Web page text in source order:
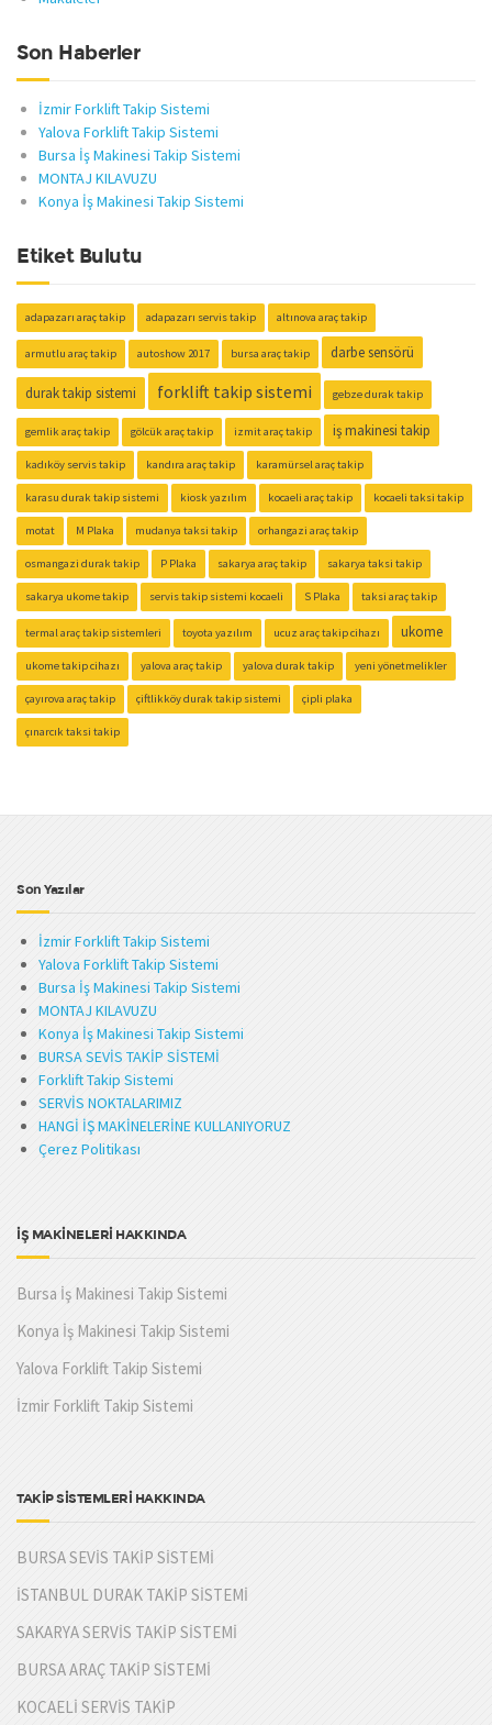
Son Haberler
İzmir Forklift Takip Sistemi
Yalova Forklift Takip Sistemi
Bursa İş Makinesi Takip Sistemi
MONTAJ KILAVUZU
Konya İş Makinesi Takip Sistemi
Etiket Bulutu
adapazarı araç takip adapazarı servis takip altınova araç takip
armutlu araç takip autoshow 2017 bursa araç takip darbe sensörü
durak takip sistemi forklift takip sistemi gebze durak takip
gemlik araç takip gölcük araç takip izmit araç takip iş makinesi takip
kadıköy servis takip kandıra araç takip karamürsel araç takip
karasu durak takip sistemi kiosk yazılım kocaeli araç takip kocaeli taksi takip
motat M Plaka mudanya taksi takip orhangazi araç takip
osmangazi durak takip P Plaka sakarya araç takip sakarya taksi takip
sakarya ukome takip servis takip sistemi kocaeli S Plaka taksi araç takip
termal araç takip sistemleri toyota yazılım ucuz araç takip cihazı ukome
ukome takip cihazı yalova araç takip yalova durak takip yeni yönetmelikler
çayırova araç takip çiftlikköy durak takip sistemi çipli plaka
çınarcık taksi takip
Son Yazılar
İzmir Forklift Takip Sistemi
Yalova Forklift Takip Sistemi
Bursa İş Makinesi Takip Sistemi
MONTAJ KILAVUZU
Konya İş Makinesi Takip Sistemi
BURSA SEVİS TAKİP SİSTEMİ
Forklift Takip Sistemi
SERVİS NOKTALARIMIZ
HANGİ İŞ MAKİNELERİNE KULLANIYORUZ
Çerez Politikası
İŞ MAKİNELERİ HAKKINDA
Bursa İş Makinesi Takip Sistemi
Konya İş Makinesi Takip Sistemi
Yalova Forklift Takip Sistemi
İzmir Forklift Takip Sistemi
TAKİP SİSTEMLERİ HAKKINDA
BURSA SEVİS TAKİP SİSTEMİ
İSTANBUL DURAK TAKİP SİSTEMİ
SAKARYA SERVİS TAKİP SİSTEMİ
BURSA ARAÇ TAKİP SİSTEMİ
KOCAELİ SERVİS TAKİP